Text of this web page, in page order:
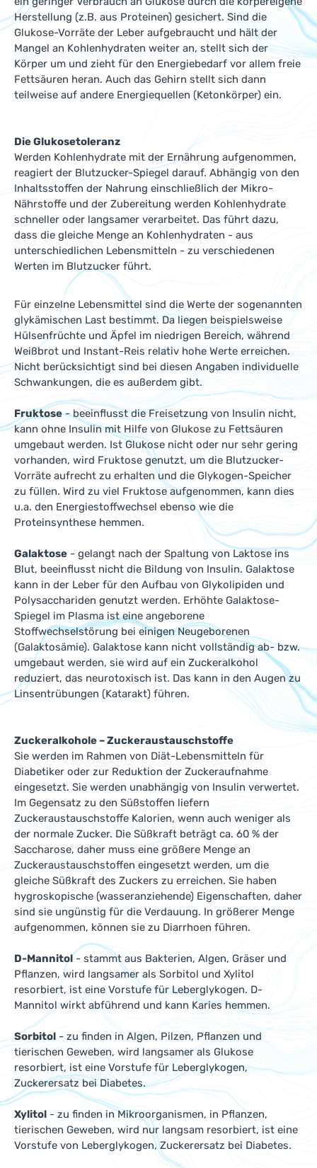
Herstellung (z.B. aus Proteinen) gesichert. Sind die
Glukose-Vorräte der Leber aufgebraucht und hält der
Mangel an Kohlenhydraten weiter an, stellt sich der
Körper um und zieht für den Energiebedarf vor allem freie
Fettsäuren heran. Auch das Gehirn stellt sich dann
teilweise auf andere Energiequellen (Ketonkörper) ein.
Die Glukosetoleranz
Werden Kohlenhydrate mit der Ernährung aufgenommen,
reagiert der Blutzucker-Spiegel darauf. Abhängig von den
Inhaltsstoffen der Nahrung einschließlich der Mikro-
Nährstoffe und der Zubereitung werden Kohlenhydrate
schneller oder langsamer verarbeitet. Das führt dazu,
dass die gleiche Menge an Kohlenhydraten - aus
unterschiedlichen Lebensmitteln - zu verschiedenen
Werten im Blutzucker führt.
Für einzelne Lebensmittel sind die Werte der sogenannten
glykämischen Last bestimmt. Da liegen beispielsweise
Hülsenfrüchte und Äpfel im niedrigen Bereich, während
Weißbrot und Instant-Reis relativ hohe Werte erreichen.
Nicht berücksichtigt sind bei diesen Angaben individuelle
Schwankungen, die es außerdem gibt.
Fruktose- beeinflusst die Freisetzung von Insulin nicht,
kann ohne Insulin mit Hilfe von Glukose zu Fettsäuren
umgebaut werden. Ist Glukose nicht oder nur sehr gering
vorhanden, wird Fruktose genutzt, um die Blutzucker-
Vorräte aufrecht zu erhalten und die Glykogen-Speicher
zu füllen. Wird zu viel Fruktose aufgenommen, kann dies
u.a. den Energiestoffwechsel ebenso wie die
Proteinsynthese hemmen.
Galaktose - gelangt nach der Spaltung von Laktose ins
Blut, beeinflusst nicht die Bildung von Insulin. Galaktose
kann in der Leber für den Aufbau von Glykolipiden und
Polysacchariden genutzt werden. Erhöhte Galaktose-
Spiegel im Plasma ist eine angeborene
Stoffwechselstörung bei einigen Neugeborenen
(Galaktosämie). Galaktose kann nicht vollständig ab- bzw.
umgebaut werden, sie wird auf ein Zuckeralkohol
reduziert, das neurotoxisch ist. Das kann in den Augen zu
Linsentrübungen (Katarakt) führen.
Zuckeralkohole – Zuckeraustauschstoffe
Sie werden im Rahmen von Diät-Lebensmitteln für
Diabetiker oder zur Reduktion der Zuckeraufnahme
eingesetzt. Sie werden unabhängig von Insulin verwertet.
Im Gegensatz zu den Süßstoffen liefern
Zuckeraustauschstoffe Kalorien, wenn auch weniger als
der normale Zucker. Die Süßkraft beträgt ca. 60 % der
Saccharose, daher muss eine größere Menge an
Zuckeraustauschstoffen eingesetzt werden, um die
gleiche Süßkraft des Zuckers zu erreichen. Sie haben
hygroskopische (wasseranziehende) Eigenschaften, daher
sind sie ungünstig für die Verdauung. In größerer Menge
aufgenommen, können sie zu Diarrhoen führen.
D-Mannitol- stammt aus Bakterien, Algen, Gräser und
Pflanzen, wird langsamer als Sorbitol und Xylitol
resorbiert, ist eine Vorstufe für Leberglykogen. D-
Mannitol wirkt abführend und kann Karies hemmen.
Sorbitol- zu finden in Algen, Pilzen, Pflanzen und
tierischen Geweben, wird langsamer als Glukose
resorbiert, ist eine Vorstufe für Leberglykogen,
Zuckerersatz bei Diabetes.
Xylitol - zu finden in Mikroorganismen, in Pflanzen,
tierischen Geweben, wird nur langsam resorbiert, ist eine
Vorstufe von Leberglykogen, Zuckerersatz bei Diabetes.